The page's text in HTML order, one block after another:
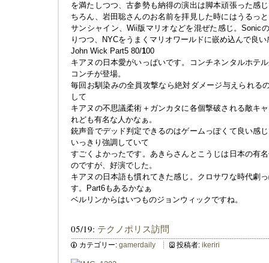
を満たしつつ、古参勢も納得の演出は脚本頑張った感
ちろん、岩田聡さんのお名前を拝見した時にはうるっ
サンシャイン、Wii版マリオなどを混ぜた感じ。Sonic
りつつ、NYCをうまくマリオワールドに嵌め込んで良
John Wick Part5 80/100
キアヌの日本愛がいっぱいです。コンチネンタルホテ
コンチが登場。
毎回お馴染みの全員攻撃なら絶対ダメージ与えられる
して
キアヌの不思議柔術＋ガンカタに各個撃破される敵キ
れども有名な人かなぁ。
銃声音でデッド判定できるのはゲームっぽくて良い感
いっきり強調していて
すごくよかったです。あきらさんとこうじは日本の有
のですが、好演でした。
キアヌの日本語も慣れてきた感じ。クロサワな時代劇
す。Part6もあるかなぁ
ベルリンからはいつものジョンウィックですね。
05/19: テクノポリス訪問
カテゴリー: gamerdaily 投稿者: ikeriri